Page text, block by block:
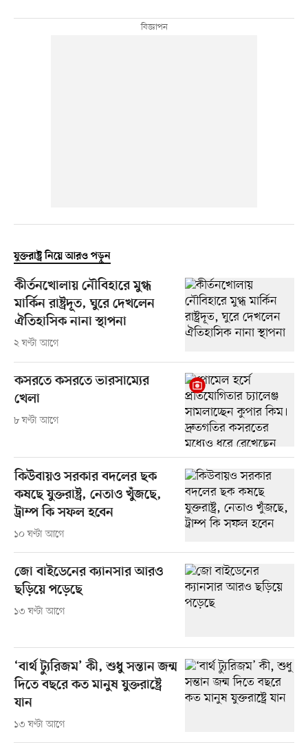
যুক্তরাষ্ট্র নিয়ে আরও পড়ুন
কীর্তনখোলায় নৌবিহারে মুগ্ধ
মার্কিন রাষ্ট্রদূত, ঘুরে দেখলেন
ঐতিহাসিক নানা স্থাপনা
২ ঘণ্টা আগে
কসরতে কসরতে ভারসাম্যের
খেলা
৮ ঘণ্টা আগে
কিউবায়ও সরকার বদলের ছক
কষছে যুক্তরাষ্ট্র, নেতাও খুঁজছে,
ট্রাম্প কি সফল হবেন
১০ ঘণ্টা আগে
জো বাইডেনের ক্যানসার আরও
ছড়িয়ে পড়েছে
১৩ ঘণ্টা আগে
‘বার্থ ট্যুরিজম’ কী, শুধু সন্তান জন্ম
দিতে বছরে কত মানুষ যুক্তরাষ্ট্রে
যান
১৩ ঘণ্টা আগে